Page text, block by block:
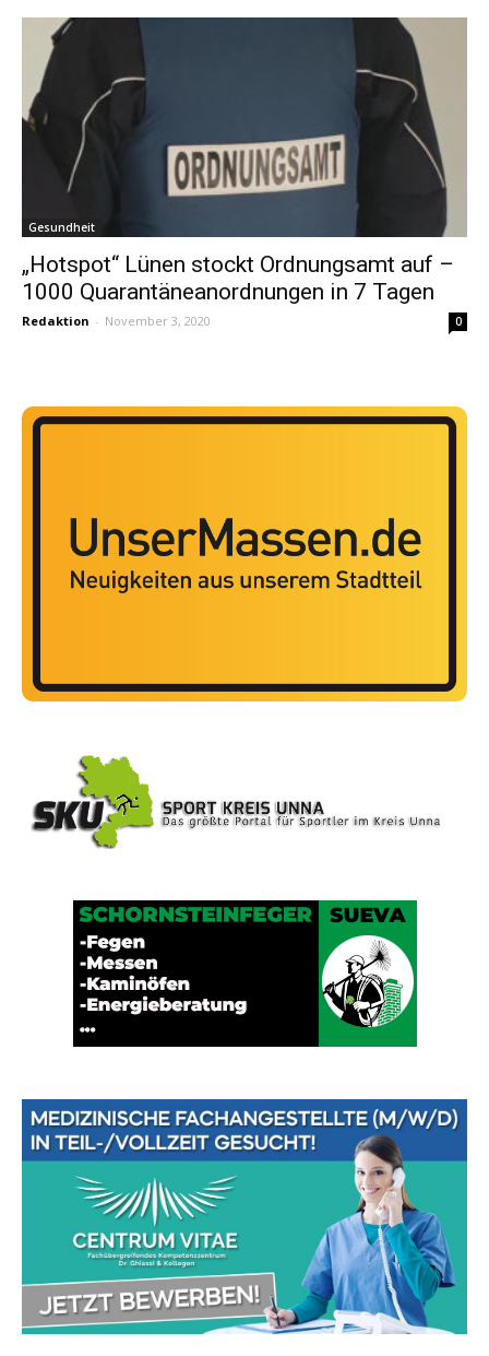
Gesundheit
„Hotspot“ Lünen stockt Ordnungsamt auf –
1000 Quarantäneanordnungen in 7 Tagen
Redaktion - November 3, 2020 0